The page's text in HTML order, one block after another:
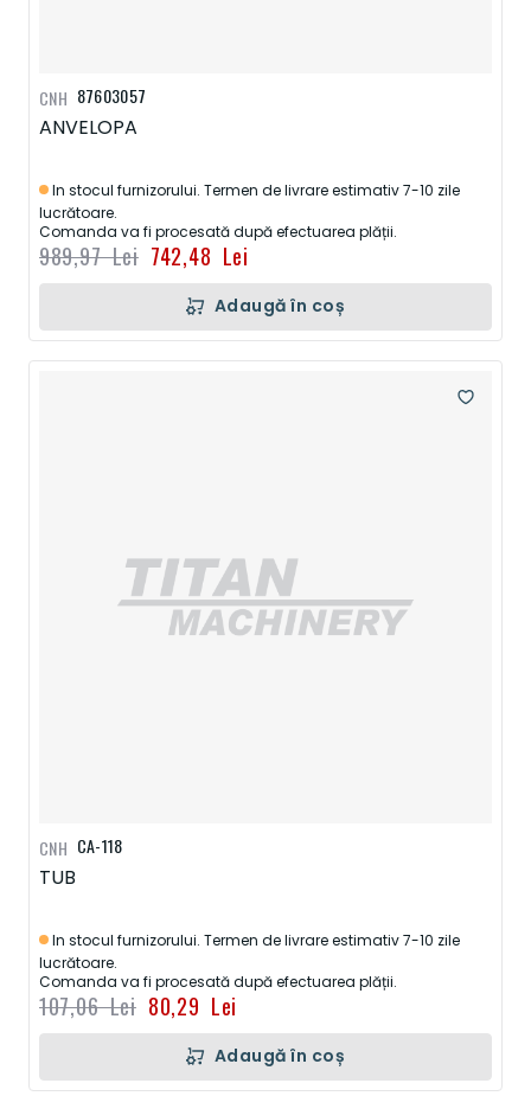
87603057
ANVELOPA
In stocul furnizorului. Termen de livrare estimativ 7-10 zile
lucrătoare.
Comanda va fi procesată după efectuarea plății.
742,48 Lei
989,97 Lei
CNH
Adaugă în coș
CA-118
TUB
In stocul furnizorului. Termen de livrare estimativ 7-10 zile
lucrătoare.
Comanda va fi procesată după efectuarea plății.
80,29 Lei
107,06 Lei
CNH
Adaugă în coș